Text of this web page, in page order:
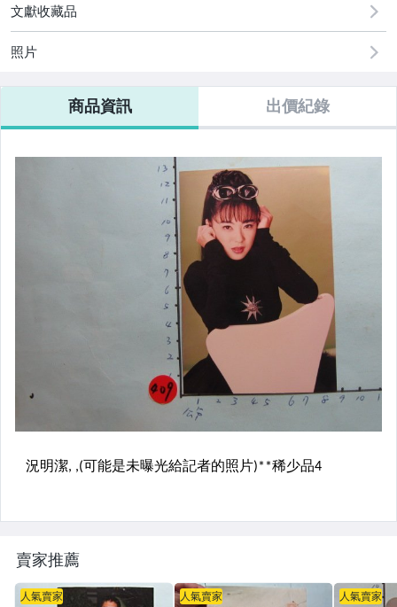
文獻收藏品
照片
商品資訊 出價紀錄
賣家推薦
人氣賣家 人氣賣家 人氣賣家